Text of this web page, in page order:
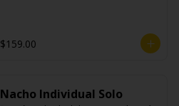
$159.00
Nacho Individual Solo